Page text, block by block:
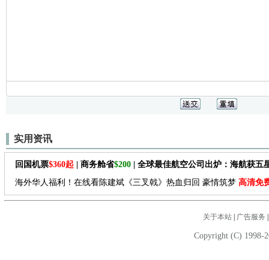
实用资讯
回国机票$360起 | 商务舱省$200 | 全球最佳航空公司出炉：海航获五
海外华人福利！在线看陈建斌《三叉戟》热血归回 豪情筑梦 高清免
关于本站| 广告服务
Copyright (C) 1998-